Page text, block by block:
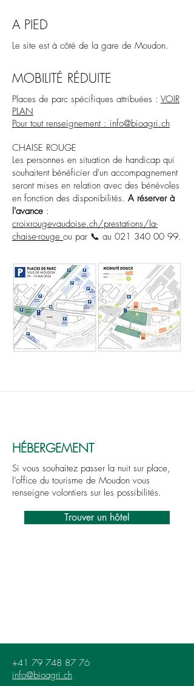
A PIED
Le site est à côté de la gare de Moudon.
MOBILITÉ RÉDUITE
Places de parc spécifiques attribuées : VOIR
PLAN
Pour tout renseignement : info@bioagri.ch
CHAISE ROUGE
Les personnes en situation de handicap qui
souhaitent bénéficier d'un accompagnement
seront mises en relation avec des bénévoles
en fonction des disponibilités. A réserver à
l'avance :
croixrougevaudoise.ch/prestations/la-
chaise-rouge ou par 📞 au 021 340 00 99.
HÉBERGEMENT
Si vous souhaitez passer la nuit sur place,
l’office du tourisme de Moudon vous
renseigne volontiers sur les possibilités.
Trouver un hôtel
+41 79 748 87 76
info@bioagri.ch